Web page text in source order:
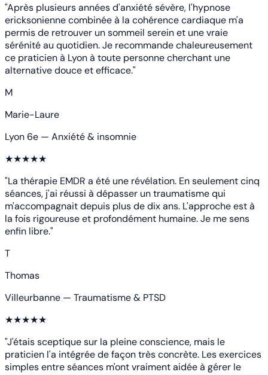
"Après plusieurs années d'anxiété sévère, l'hypnose
ericksonienne combinée à la cohérence cardiaque m'a
permis de retrouver un sommeil serein et une vraie
sérénité au quotidien. Je recommande chaleureusement
ce praticien à Lyon à toute personne cherchant une
alternative douce et efficace."
M
Marie-Laure
Lyon 6e — Anxiété & insomnie
★★★★★
"La thérapie EMDR a été une révélation. En seulement cinq
séances, j'ai réussi à dépasser un traumatisme qui
m'accompagnait depuis plus de dix ans. L'approche est à
la fois rigoureuse et profondément humaine. Je me sens
enfin libre."
T
Thomas
Villeurbanne — Traumatisme & PTSD
★★★★★
"J'étais sceptique sur la pleine conscience, mais le
praticien l'a intégrée de façon très concrète. Les exercices
simples entre séances m'ont vraiment aidée à gérer le